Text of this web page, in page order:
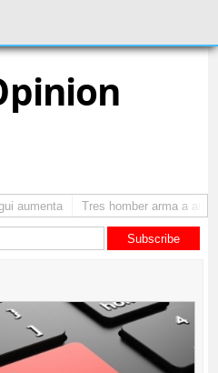
aumenta Tres homber arma a
Subscribe